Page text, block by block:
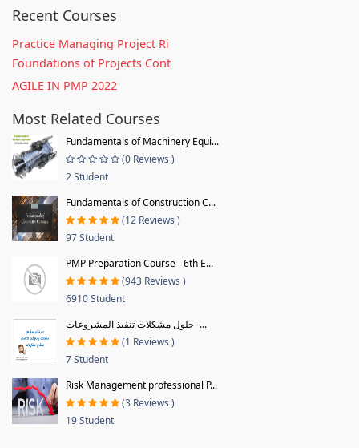
Recent Courses
Practice Managing Project Ri
Foundations of Projects Cont
AGILE IN PMP 2022
Most Related Courses
Fundamentals of Machinery Equi...
(0 Reviews )
2 Student
Fundamentals of Construction C...
(12 Reviews )
97 Student
PMP Preparation Course - 6th E...
(943 Reviews )
6910 Student
حلول مشكلات تنفيذ المشروعات -...
(1 Reviews )
7 Student
Risk Management professional P...
(3 Reviews )
19 Student